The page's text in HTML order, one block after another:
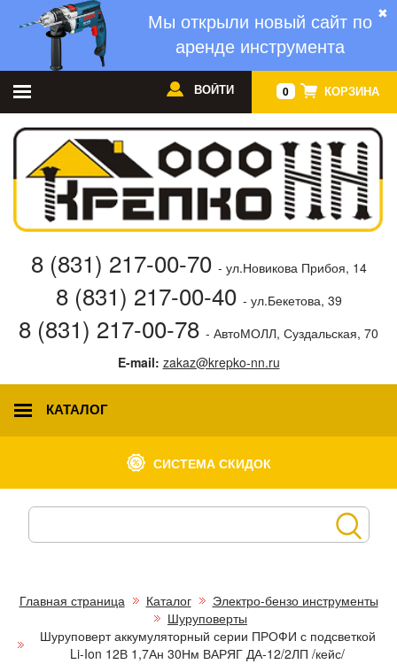
✖
Мы открыли новый сайт по
аренде инструмента
0 КОРЗИНА
ВОЙТИ
8 (831) 217-00-70 - ул.Новикова Прибоя, 14
8 (831) 217-00-40 - ул.Бекетова, 39
8 (831) 217-00-78 - АвтоМОЛЛ, Суздальская, 70
E-mail: zakaz@krepko-nn.ru
КАТАЛОГ
СИСТЕМА СКИДОК
Главная страница Каталог
Электро-бензо инструменты
Шуруповерты
Шуруповерт аккумуляторный серии ПРОФИ с подсветкой
Li-Ion 12В 1,7Ан 30Нм ВАРЯГ ДА-12/2ЛП /кейс/